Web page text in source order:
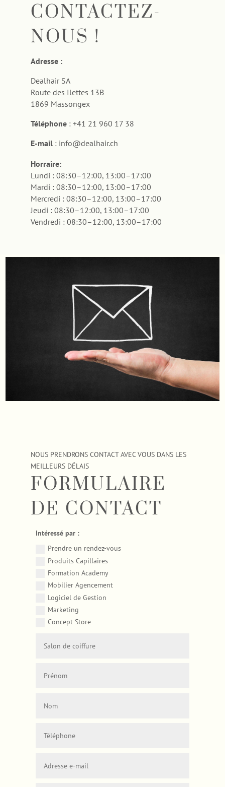
CONTACTEZ-
NOUS !
Adresse :
Dealhair SA
Route des Ilettes 13B
1869 Massongex
Téléphone : +41 21 960 17 38
E-mail : info@dealhair.ch
Horraire:
Lundi : 08:30–12:00, 13:00–17:00
Mardi : 08:30–12:00, 13:00–17:00
Mercredi : 08:30–12:00, 13:00–17:00
Jeudi : 08:30–12:00, 13:00–17:00
Vendredi : 08:30–12:00, 13:00–17:00
NOUS PRENDRONS CONTACT AVEC VOUS DANS LES
MEILLEURS DÉLAIS
FORMULAIRE
DE CONTACT
Intéressé par :
Prendre un rendez-vous
Produits Capillaires
Formation Academy
Mobilier Agencement
Logiciel de Gestion
Marketing
Concept Store